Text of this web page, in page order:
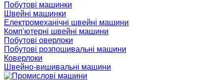
Побутові машинки
Швейні машинки
Електромеханічні швейні машини
Комп'ютерні швейні машини
Побутові оверлоки
Побутові розпошивальні машини
Коверлоки
Швейно-вишивальні машини